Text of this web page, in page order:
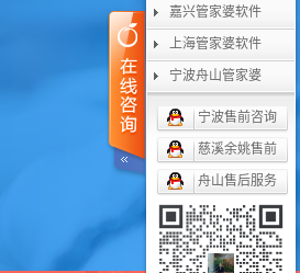
管家婆分销ERP A8
管家婆分销ERP S3
管家婆分销ERP V3
管家婆分销ERP V1
管家婆服装DRP
管家婆服装net
管家婆服装SII
管家婆服装普及版
管家婆ishop SAAS
嘉兴管家婆软件
上海管家婆软件
宁波舟山管家婆
宁波售前咨询
慈溪余姚售前
舟山售后服务